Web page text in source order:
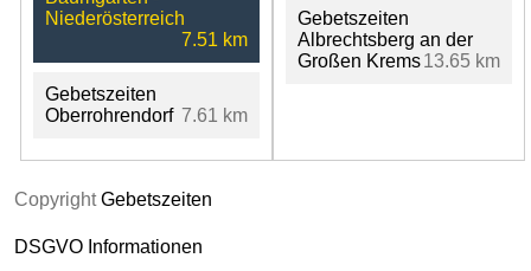
Niederösterreich
7.51 km
Gebetszeiten
Oberrohrendorf 7.61 km
Gebetszeiten
Albrechtsberg an der
Großen Krems13.65 km
CopyrightGebetszeiten
DSGVO Informationen